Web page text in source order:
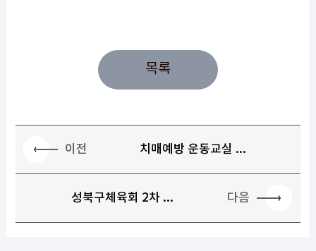
목록
이전 치매예방 운동교실 ...
성북구체육회 2차 ... 다음